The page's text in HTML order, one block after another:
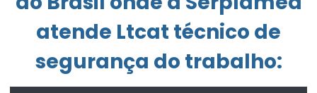
Empresa exame admissional
Empresa laudo de periculosidade
Empresa que elabora pgr
atende Ltcat técnico de
segurança do trabalho: